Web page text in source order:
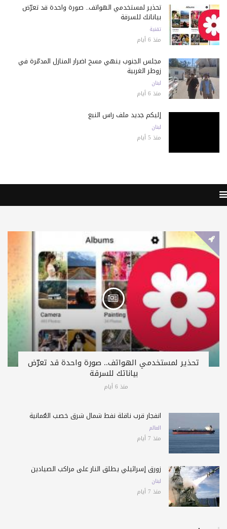
تحذير لمستخدمي الهواتف.. صورة واحدة قد تعرّض
بياناتك للسرقة
تقنية
منذ 6 أيام
مجلس الجنوب ينهي مسح أضرار المنازل المدمّرة في
زوطر الغربية
لبنان
منذ 6 أيام
إليكم جديد ملف رأس النبع
لبنان
منذ 5 أيام
تحذير لمستخدمي الهواتف.. صورة واحدة قد تعرّض
بياناتك للسرقة
منذ 6 أيام
انفجار قرب ناقلة نفط شمال شرق خصب العُمانية
العالم
منذ 7 أيام
زورق إسرائيلي يطلق النار على مراكب الصيادين
لبنان
منذ 7 أيام